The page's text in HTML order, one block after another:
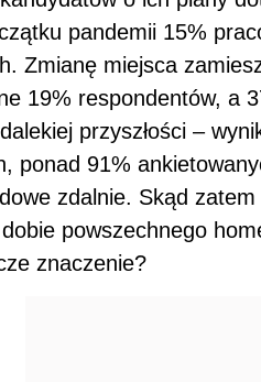
pandemii 15%
Zmianę miejsca
19% respondentów, a
przyszłości –
ponad 91%
zdalnie. Skąd
powszechnego
znaczenie?